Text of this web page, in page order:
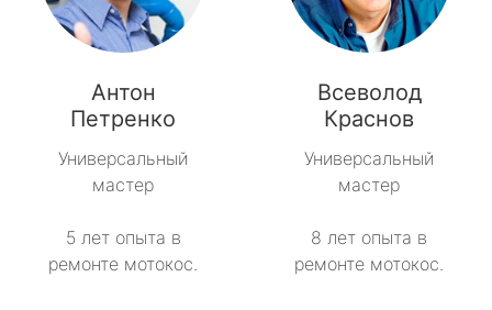
Антон
Петренко
Универсальный
мастер
5 лет опыта в
ремонте мотокос.
Всеволод
Краснов
Универсальный
мастер
8 лет опыта в
ремонте мотокос.